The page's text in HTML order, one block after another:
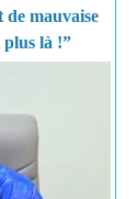
de mauvaise
plus là !”